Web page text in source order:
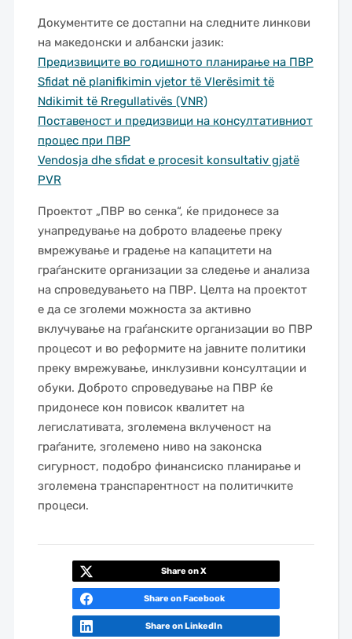
Документите се достапни на следните линкови
на македонски и албански јазик:
Предизвиците во годишното планирање на ПВР
Sfidat në planifikimin vjetor të Vlerësimit të
Ndikimit të Rregullativës (VNR)
Поставеност и предизвици на консултативниот
процес при ПВР
Vendosja dhe sfidat e procesit konsultativ gjatë
PVR
Проектот „ПВР во сенка“, ќе придонесе за
унапредување на доброто владеење преку
вмрежување и градење на капацитети на
граѓанските организации за следење и анализа
на спроведувањето на ПВР. Целта на проектот
е да се зголеми можноста за активно
вклучување на граѓанските организации во ПВР
процесот и во реформите на јавните политики
преку вмрежување, инклузивни консултации и
обуки. Доброто спроведување на ПВР ќе
придонесе кон повисок квалитет на
легислативата, зголемена вклученост на
граѓаните, зголемено ниво на законска
сигурност, подобро финансиско планирање и
зголемена транспарентност на политичките
процеси.
Share on X
Share on Facebook
Share on LinkedIn